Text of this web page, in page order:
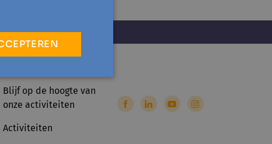
Blijf op de hoogte van
onze activiteiten
Activiteiten